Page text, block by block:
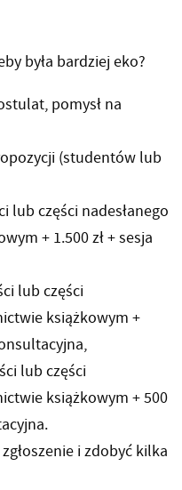
była bardziej eko?
pomysł na
(studentów lub
lub części nadesłanego
+ 1.500 zł + sesja
lub części
książkowym +
lub części
książkowym + 500
i zdobyć kilka